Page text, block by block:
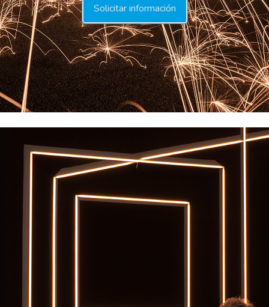
Solicitar información